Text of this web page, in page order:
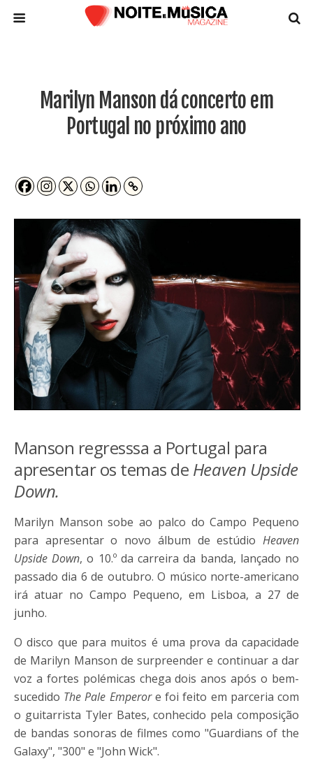
Marilyn Manson dá concerto em
Portugal no próximo ano
Manson regresssa a Portugal para
apresentar os temas de Heaven Upside
Down.
Marilyn Manson sobe ao palco do Campo Pequeno
para apresentar o novo álbum de estúdio Heaven
Upside Down, o 10.º da carreira da banda, lançado no
passado dia 6 de outubro. O músico norte-americano
irá atuar no Campo Pequeno, em Lisboa, a 27 de
junho.
O disco que para muitos é uma prova da capacidade
de Marilyn Manson de surpreender e continuar a dar
voz a fortes polémicas chega dois anos após o bem-
sucedido The Pale Emperore foi feito em parceria com
o guitarrista Tyler Bates, conhecido pela composição
de bandas sonoras de filmes como "Guardians of the
Galaxy", "300" e "John Wick".